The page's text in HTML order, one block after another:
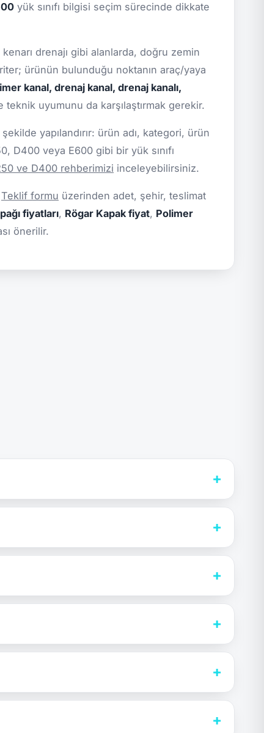
yük sınıfı bilgisi seçim sürecinde dikkate
drenajı gibi alanlarda, doğru zemin
ürünün bulunduğu noktanın araç/yaya
kanal, drenaj kanal, drenaj kanalı,
uyumunu da karşılaştırmak gerekir.
yapılandırır: ürün adı, kategori, ürün
D400 veya E600 gibi bir yük sınıfı
ve D400 rehberimizi inceleyebilirsiniz.
Teklif formu üzerinden adet, şehir, teslimat
fiyatları, Rögar Kapak fiyat, Polimer
önerilir.
+
+
+
+
+
+